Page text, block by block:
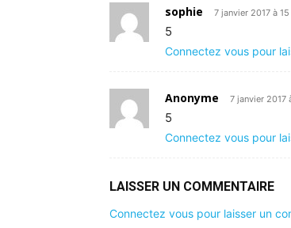
sophie 7 janvier 2017 à
5
Connectez vous pour
Anonyme 7 janvier 2017
5
Connectez vous pour
LAISSER UN COMMENTAIRE
Connectez vous pour laisser un